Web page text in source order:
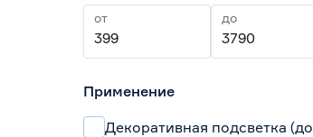
от до
Применение
Декоративная подсветка (до